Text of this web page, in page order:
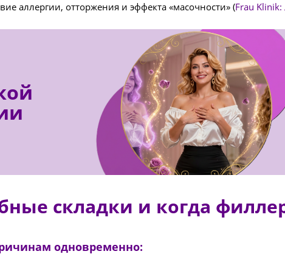
аллергии, отторжения и эффекта «масочности» (Frau
складки и когда
одновременно: